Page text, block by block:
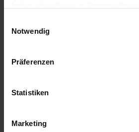
Notwendig
Präferenzen
Statistiken
Marketing
Empfohlenes